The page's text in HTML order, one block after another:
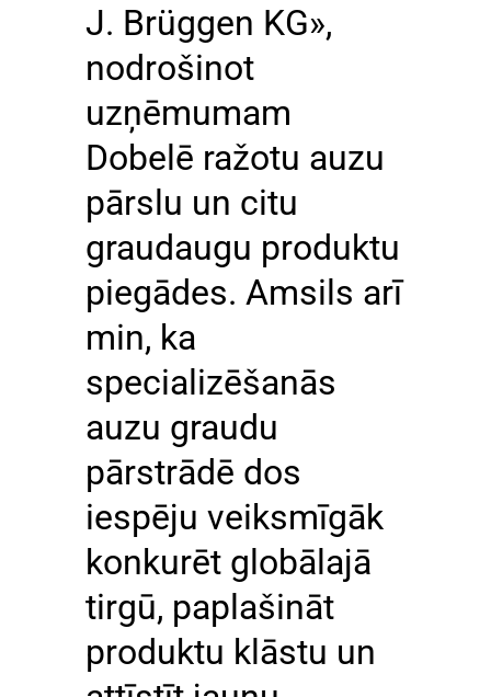
J. Brüggen KG»,
nodrošinot
uzņēmumam
Dobelē ražotu auzu
pārslu un citu
graudaugu produktu
piegādes. Amsils arī
min, ka
specializēšanās
auzu graudu
pārstrādē dos
iespēju veiksmīgāk
konkurēt globālajā
tirgū, paplašināt
produktu klāstu un